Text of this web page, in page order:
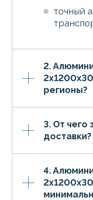
точный
2.
регионы?
3. От чего
доставки?
4.